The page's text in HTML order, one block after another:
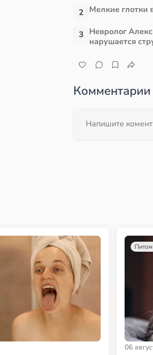
2 Мелкие глотки
3 Невролог
нарушается
Комментарии
06